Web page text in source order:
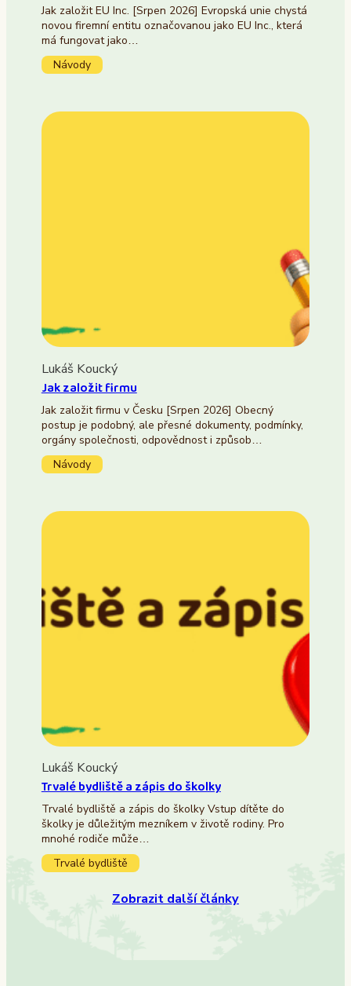
Jak založit EU Inc. [Srpen 2026] Evropská unie chystá
novou firemní entitu označovanou jako EU Inc., která
má fungovat jako…
Návody
Lukáš Koucký
Jak založit firmu
Jak založit firmu v Česku [Srpen 2026] Obecný
postup je podobný, ale přesné dokumenty, podmínky,
orgány společnosti, odpovědnost i způsob…
Návody
Lukáš Koucký
Trvalé bydliště a zápis do školky
Trvalé bydliště a zápis do školky Vstup dítěte do
školky je důležitým mezníkem v životě rodiny. Pro
mnohé rodiče může…
Trvalé bydliště
Zobrazit další články